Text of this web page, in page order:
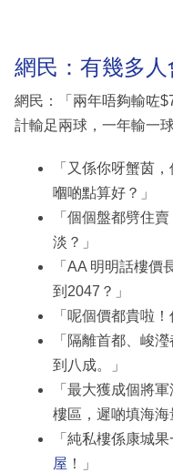
網民：有幾多人
網民：「兩年唔夠輸咗
計輸足兩球，一年輸一
「又係你呀蟹茵
嗰啲點算好？」
「個個盤都劈住
淡？」
「AA 明明話樓
到2047？」
「呢個價都貴啦
「隔離首都、峻
到八成。」
「最大獲成個將
樓區，遲啲填海海
「純私樓係康城
屋 ！」